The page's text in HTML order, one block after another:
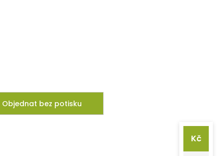
Objednat bez potisku
Kč